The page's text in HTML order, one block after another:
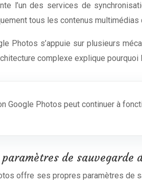
l’un des services de
tous les contenus
Photos s’appuie sur plusieurs
complexe explique
Google Photos peut continuer à
de sauvegarde
offre ses propres paramètres de